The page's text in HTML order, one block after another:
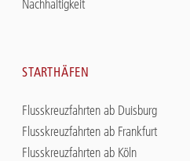
Nachhaltigkeit
STARTHÄFEN
Flusskreuzfahrten ab Duisburg
Flusskreuzfahrten ab Frankfurt
Flusskreuzfahrten ab Köln